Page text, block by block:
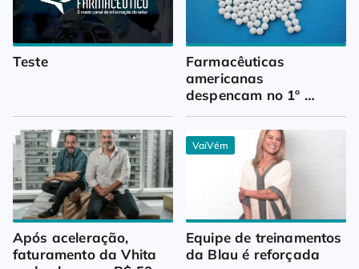
Teste
Farmacêuticas
americanas
despencam no 1º
Após aceleração,
faturamento da Vhita
VaiVém
Equipe de treinamentos
da Blau é reforçada